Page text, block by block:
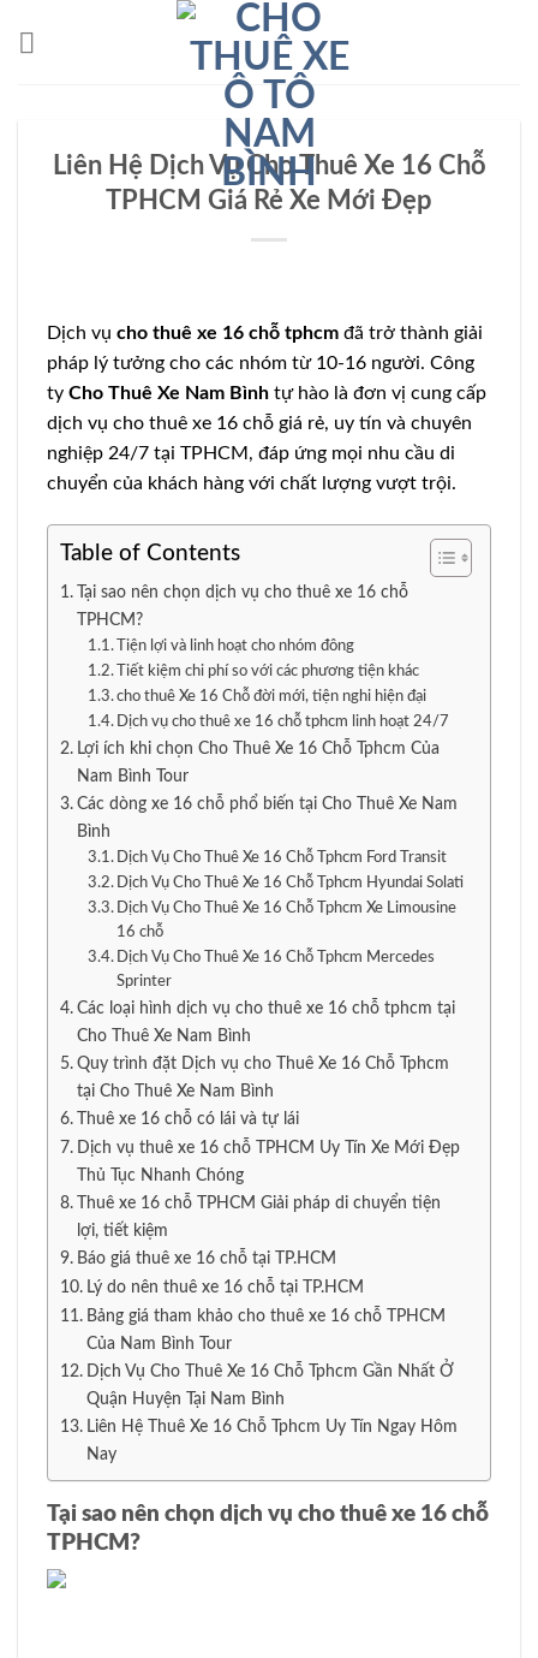
Liên Hệ Dịch Vụ Cho Thuê Xe 16 Chỗ
TPHCM Giá Rẻ Xe Mới Đẹp
Dịch vụ cho thuê xe 16 chỗ tphcm đã trở thành giải
pháp lý tưởng cho các nhóm từ 10-16 người. Công
ty Cho Thuê Xe Nam Bình tự hào là đơn vị cung cấp
dịch vụ cho thuê xe 16 chỗ giá rẻ, uy tín và chuyên
nghiệp 24/7 tại TPHCM, đáp ứng mọi nhu cầu di
chuyển của khách hàng với chất lượng vượt trội.
Table of Contents
Tại sao nên chọn dịch vụ cho thuê xe 16 chỗ
TPHCM?
Tiện lợi và linh hoạt cho nhóm đông
Tiết kiệm chi phí so với các phương tiện khác
cho thuê Xe 16 Chỗ đời mới, tiện nghi hiện đại
Dịch vụ cho thuê xe 16 chỗ tphcm linh hoạt 24/7
Lợi ích khi chọn Cho Thuê Xe 16 Chỗ Tphcm Của
Nam Bình Tour
Các dòng xe 16 chỗ phổ biến tại Cho Thuê Xe Nam
Bình
Dịch Vụ Cho Thuê Xe 16 Chỗ Tphcm Ford Transit
Dịch Vụ Cho Thuê Xe 16 Chỗ Tphcm Hyundai Solati
Dịch Vụ Cho Thuê Xe 16 Chỗ Tphcm Xe Limousine
16 chỗ
Dịch Vụ Cho Thuê Xe 16 Chỗ Tphcm Mercedes
Sprinter
Các loại hình dịch vụ cho thuê xe 16 chỗ tphcm tại
Cho Thuê Xe Nam Bình
Quy trình đặt Dịch vụ cho Thuê Xe 16 Chỗ Tphcm
tại Cho Thuê Xe Nam Bình
Thuê xe 16 chỗ có lái và tự lái
Dịch vụ thuê xe 16 chỗ TPHCM Uy Tín Xe Mới Đẹp
Thủ Tục Nhanh Chóng
Thuê xe 16 chỗ TPHCM Giải pháp di chuyển tiện
lợi, tiết kiệm
Báo giá thuê xe 16 chỗ tại TP.HCM
Lý do nên thuê xe 16 chỗ tại TP.HCM
Bảng giá tham khảo cho thuê xe 16 chỗ TPHCM
Của Nam Bình Tour
Dịch Vụ Cho Thuê Xe 16 Chỗ Tphcm Gần Nhất Ở
Quận Huyện Tại Nam Bình
Liên Hệ Thuê Xe 16 Chỗ Tphcm Uy Tín Ngay Hôm
Nay
Tại sao nên chọn dịch vụ cho thuê xe 16 chỗ
TPHCM?